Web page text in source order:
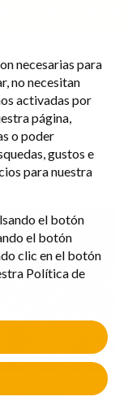
necesarias para
no necesitan
activadas por
página,
o poder
gustos e
para nuestra
el botón
el botón
clic en el botón
Política de